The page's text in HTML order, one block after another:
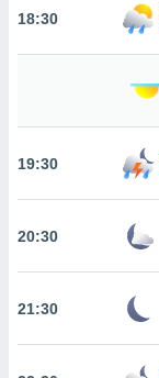
el sitio
para
aunque
no
acceder a
abono
18:30
19:30
20:30
21:30